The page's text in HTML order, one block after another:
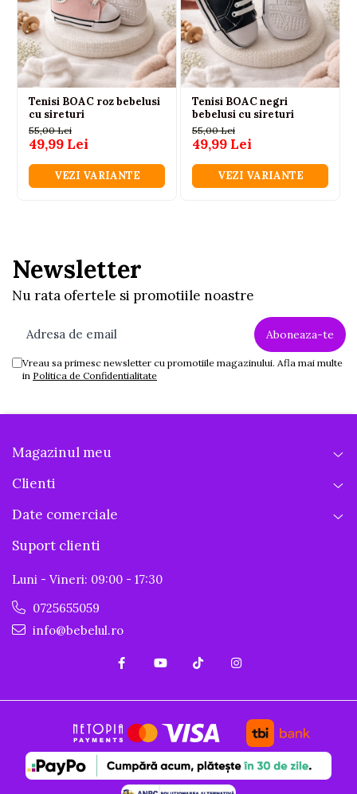
Tenisi BOAC roz bebelusi
cu sireturi
55,00 Lei
49,99 Lei
VEZI VARIANTE
Tenisi BOAC negri
bebelusi cu sireturi
55,00 Lei
49,99 Lei
VEZI VARIANTE
Newsletter
Nu rata ofertele si promotiile noastre
Vreau sa primesc newsletter cu promotiile magazinului. Afla mai multe
in Politica de Confidentialitate
Magazinul meu
Clienti
Date comerciale
Suport clienti
Luni - Vineri: 09:00 - 17:30
0725655059
info@bebelul.ro